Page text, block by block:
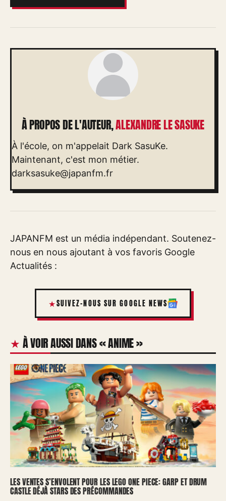
À PROPOS DE L'AUTEUR,ALEXANDRE LE SASUKE
À l'école, on m'appelait Dark SasuKe.
Maintenant, c'est mon métier.
darksasuke@japanfm.fr
JAPANFM est un média indépendant. Soutenez-
nous en nous ajoutant à vos favoris Google
Actualités :
SUIVEZ-NOUS SUR GOOGLE NEWS
À VOIR AUSSI DANS « ANIME »
LES VENTES S’ENVOLENT POUR LES LEGO ONE PIECE: GARP ET DRUM
CASTLE DÉJÀ STARS DES PRÉCOMMANDES